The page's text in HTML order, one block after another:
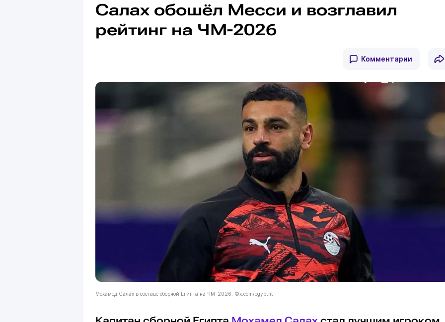
Салах обошёл Месси и возглавил
рейтинг на ЧМ-2026
Комментарии
Мохамед Салах в составе сборной Египта на ЧМ-2026. ©x.com/egyptnt